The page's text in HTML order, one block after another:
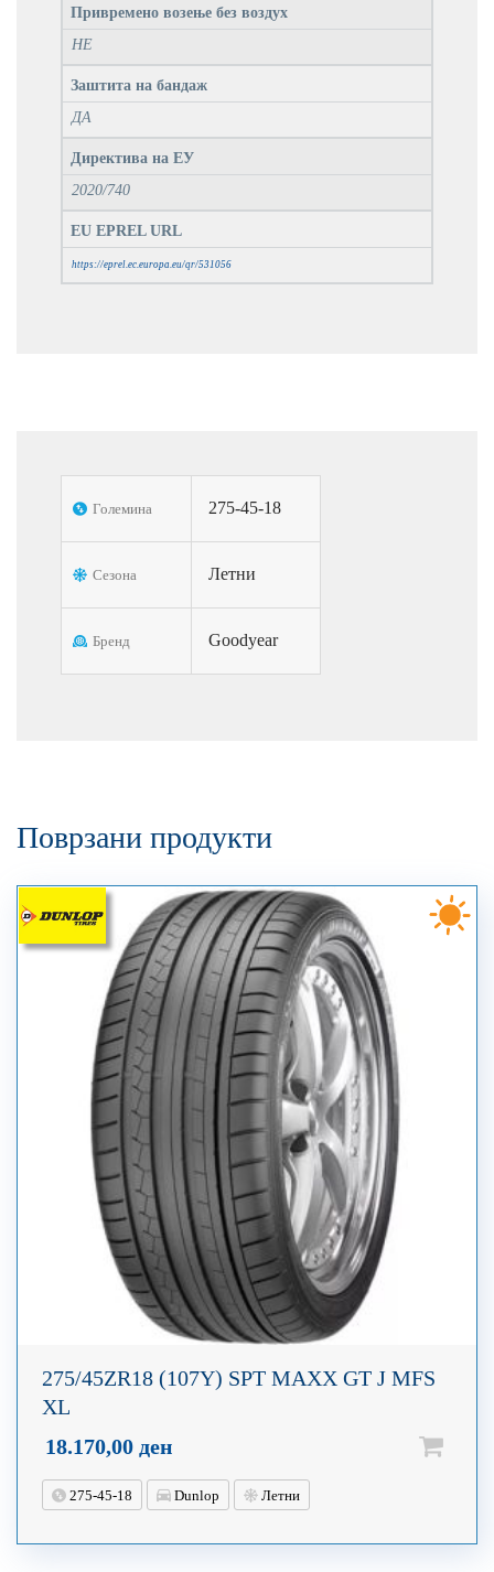
Привремено возење без воздух
НЕ
Заштита на бандаж
ДА
Директива на ЕУ
2020/740
EU EPREL URL
https://eprel.ec.europa.eu/qr/531056
Големина 275-45-18
Сезона Летни
Бренд Goodyear
Поврзани продукти
275/45ZR18 (107Y) SPT MAXX GT J MFS
XL
18.170,00 ден
275-45-18 Dunlop Летни